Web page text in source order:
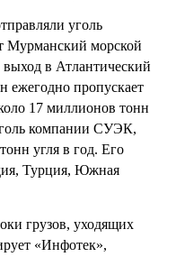
уголь
Мурманский морской
в Атлантический
ежегодно пропускает
17 миллионов тонн
компании СУЭК,
угля в год. Его
Турция, Южная
грузов, уходящих
«Инфотек»,